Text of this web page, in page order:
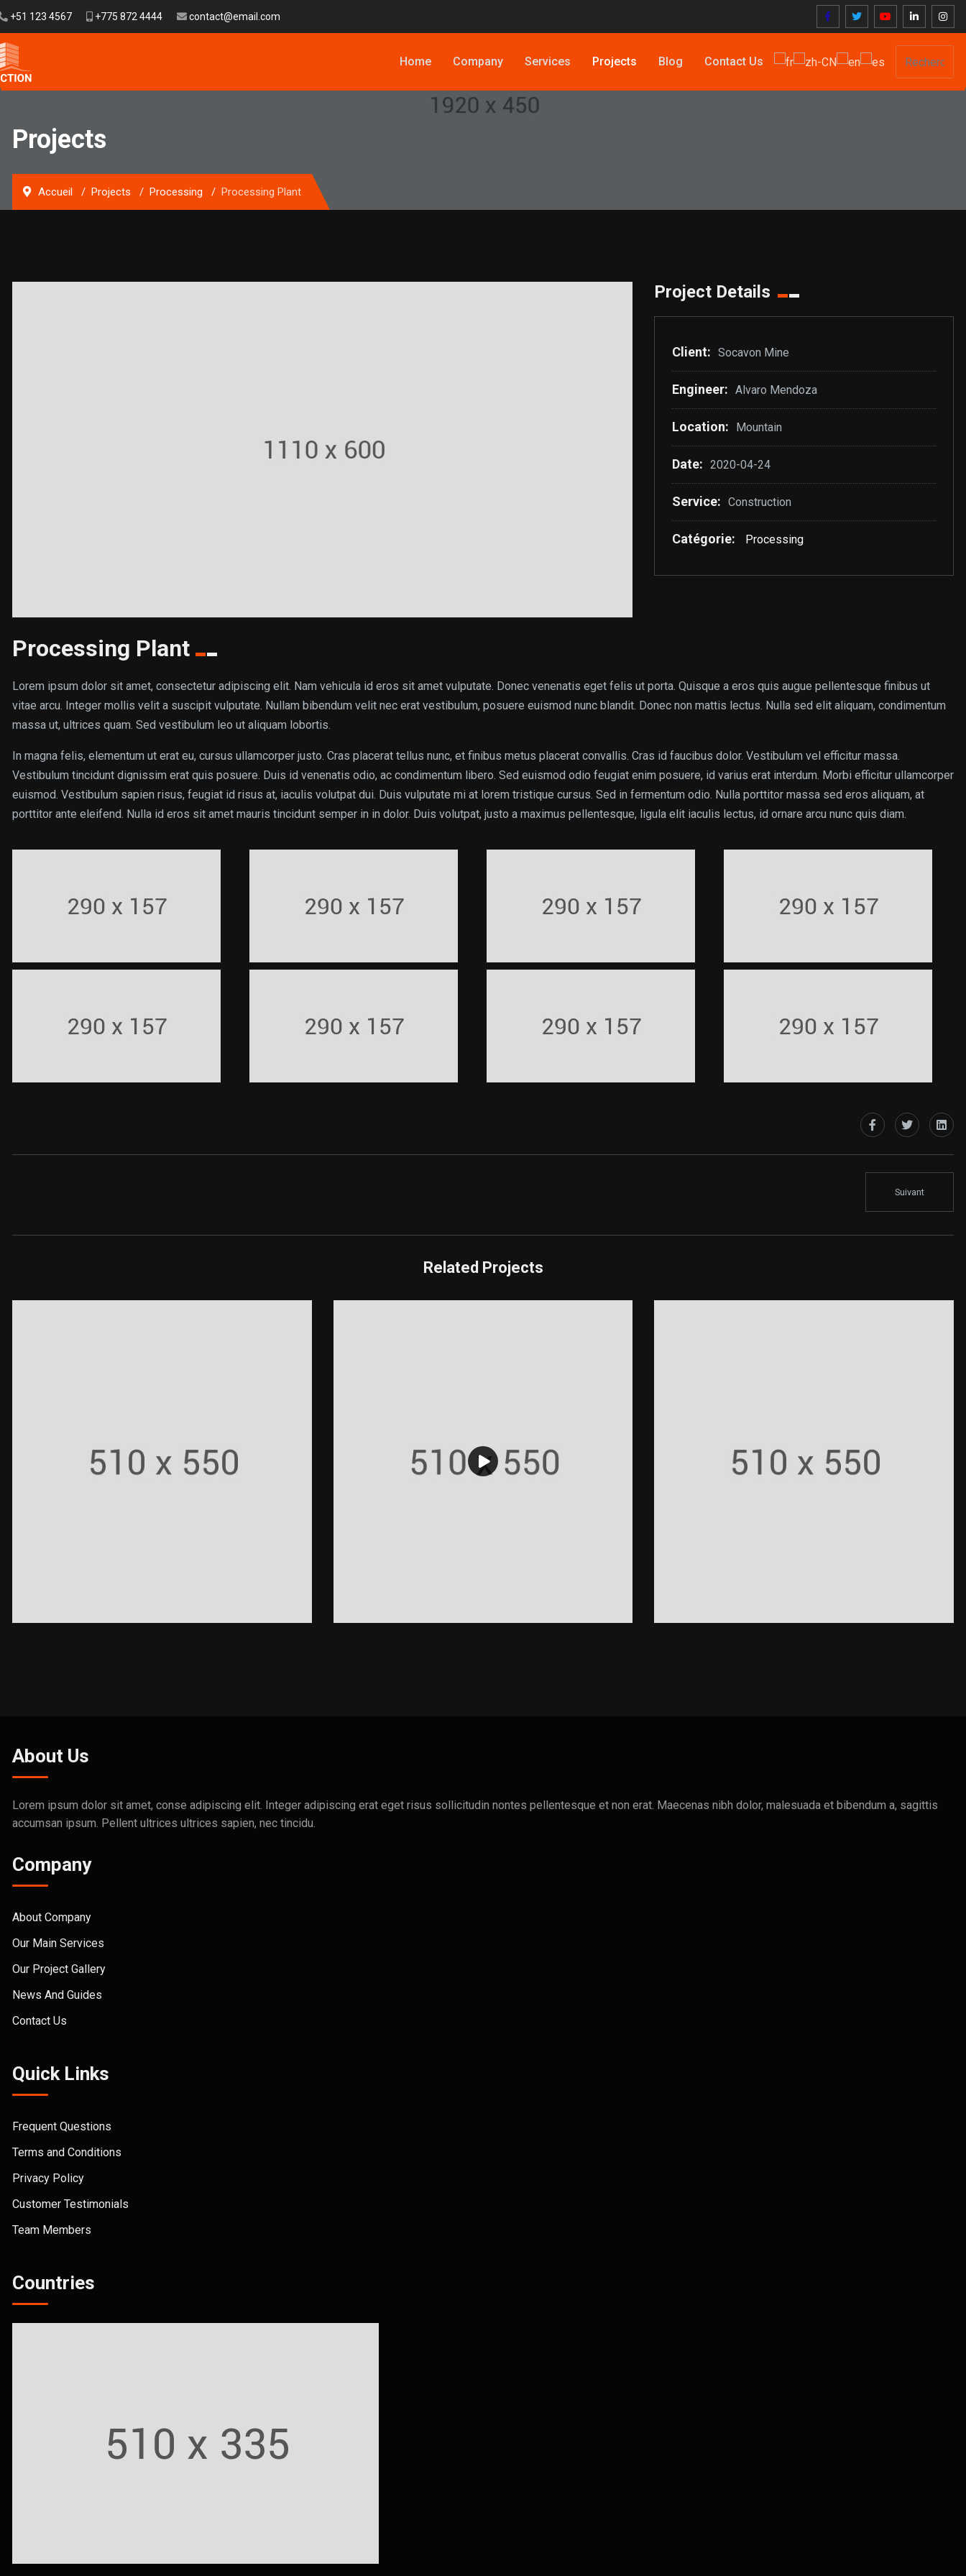
+51 123 4567 +775 872 4444 contact@email.com
Home Company Services Projects Blog Contact Us
Projects
Accueil Projects Processing Processing Plant
Project Details
Client: Socavon Mine
Engineer: Alvaro Mendoza
Location: Mountain
Date: 2020-04-24
Service: Construction
Catégorie: Processing
Processing Plant
Lorem ipsum dolor sit amet, consectetur adipiscing elit. Nam vehicula id eros sit amet vulputate. Donec venenatis eget felis ut porta. Quisque a eros quis augue pellentesque finibus ut
vitae arcu. Integer mollis velit a suscipit vulputate. Nullam bibendum velit nec erat vestibulum, posuere euismod nunc blandit. Donec non mattis lectus. Nulla sed elit aliquam, condimentum
massa ut, ultrices quam. Sed vestibulum leo ut aliquam lobortis.
In magna felis, elementum ut erat eu, cursus ullamcorper justo. Cras placerat tellus nunc, et finibus metus placerat convallis. Cras id faucibus dolor. Vestibulum vel efficitur massa.
Vestibulum tincidunt dignissim erat quis posuere. Duis id venenatis odio, ac condimentum libero. Sed euismod odio feugiat enim posuere, id varius erat interdum. Morbi efficitur ullamcorper
euismod. Vestibulum sapien risus, feugiat id risus at, iaculis volutpat dui. Duis vulputate mi at lorem tristique cursus. Sed in fermentum odio. Nulla porttitor massa sed eros aliquam, at
porttitor ante eleifend. Nulla id eros sit amet mauris tincidunt semper in in dolor. Duis volutpat, justo a maximus pellentesque, ligula elit iaculis lectus, id ornare arcu nunc quis diam.
Suivant
Related Projects
About Us
Lorem ipsum dolor sit amet, conse adipiscing elit. Integer adipiscing erat eget risus sollicitudin nontes pellentesque et non erat. Maecenas nibh dolor, malesuada et bibendum a, sagittis
accumsan ipsum. Pellent ultrices ultrices sapien, nec tincidu.
Company
About Company
Our Main Services
Our Project Gallery
News And Guides
Contact Us
Quick Links
Frequent Questions
Terms and Conditions
Privacy Policy
Customer Testimonials
Team Members
Countries